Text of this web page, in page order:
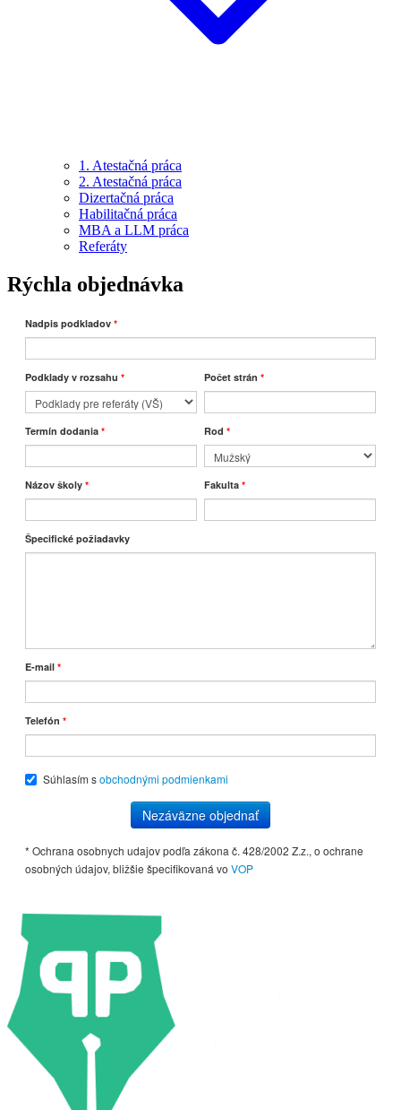
1. Atestačná práca
2. Atestačná práca
Dizertačná práca
Habilitačná práca
MBA a LLM práca
Referáty
Rýchla objednávka